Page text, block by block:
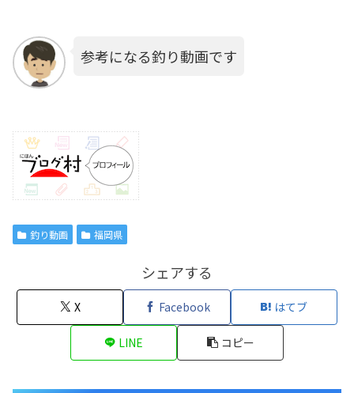
参考になる釣り動画です
釣り動画 福岡県
シェアする
X Facebook はてブ
LINE コピー